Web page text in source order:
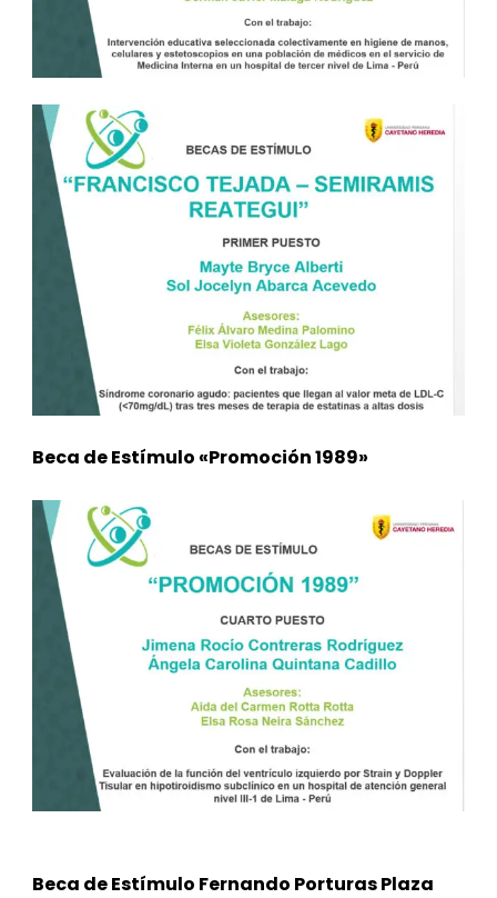
Beca de Estímulo «Promoción 1989»
Beca de Estímulo Fernando Porturas Plaza